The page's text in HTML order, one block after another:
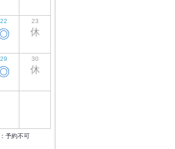
22 23
休
29 30
休
：予約不可